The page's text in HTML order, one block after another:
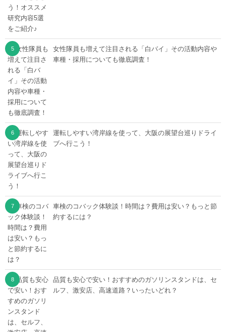
女性隊員も増えて注目される「白バイ」その活動内容や
車種・採用についても徹底調査！
運転しやすい湾岸線を使って、大阪の展望台巡りドライ
ブへ行こう！
車検のコバック体験談！時間は？費用は安い？もっと節
約するには？
品質も安心で安い！おすすめのガソリンスタンドは、セ
ルフ、激安店、高速道路？いったいどれ？